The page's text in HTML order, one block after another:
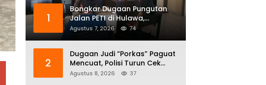
1
Bongkar Dugaan Pungutan
Jalan PETI di Hulawa,
Sengketa Lahan Berujung
Dugaan Pengeroyokan
Agustus 7, 2026 74
2
Dugaan Judi “Porkas” Paguat
Mencuat, Polisi Turun Cek
Lokasi: Terduga Keburu
Agustus 8, 2026 37